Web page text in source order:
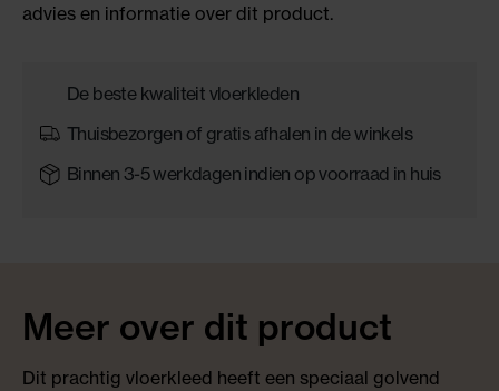
advies en informatie over dit product.
De beste kwaliteit vloerkleden
Thuisbezorgen of gratis afhalen in de winkels
Binnen 3-5 werkdagen indien op voorraad in huis
Meer over dit product
Dit prachtig vloerkleed heeft een speciaal golvend